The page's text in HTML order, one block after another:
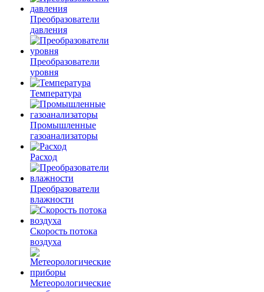
Преобразователи
давления
Преобразователи
уровня
Температура
Промышленные
газоанализаторы
Расход
Преобразователи
влажности
Скорость потока
воздуха
Метеорологические